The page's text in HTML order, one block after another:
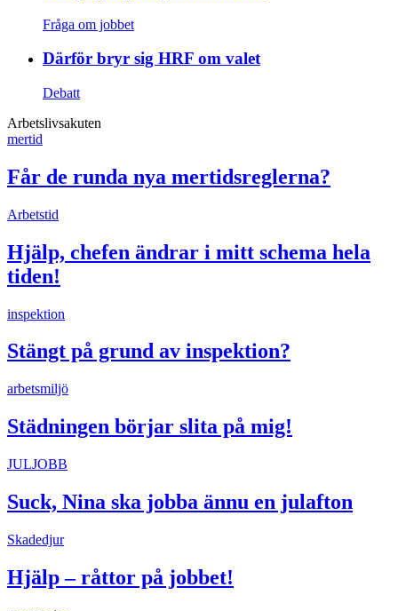
Fråga om jobbet
Därför bryr sig HRF om valet
Debatt
Arbetslivsakuten
mertid
Får de runda nya mertidsreglerna?
Arbetstid
Hjälp, chefen ändrar i mitt schema hela
tiden!
inspektion
Stängt på grund av inspektion?
arbetsmiljö
Städningen börjar slita på mig!
JULJOBB
Suck, Nina ska jobba ännu en julafton
Skadedjur
Hjälp – råttor på jobbet!